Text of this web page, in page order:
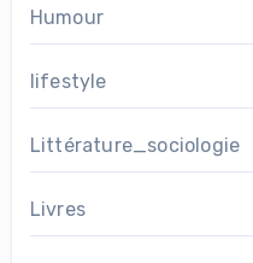
Humour
lifestyle
Littérature_sociologie
Livres